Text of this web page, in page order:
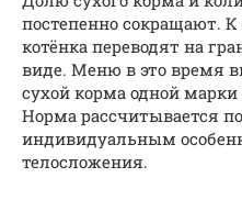
постепенно сокращают.
котёнка переводят на
виде. Меню в это время
сухой корма одной
Норма рассчитывается
индивидуальным
телосложения.